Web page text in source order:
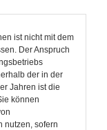
ist nicht mit dem
Der Anspruch
der in der
Jahren ist die
können
nutzen, sofern